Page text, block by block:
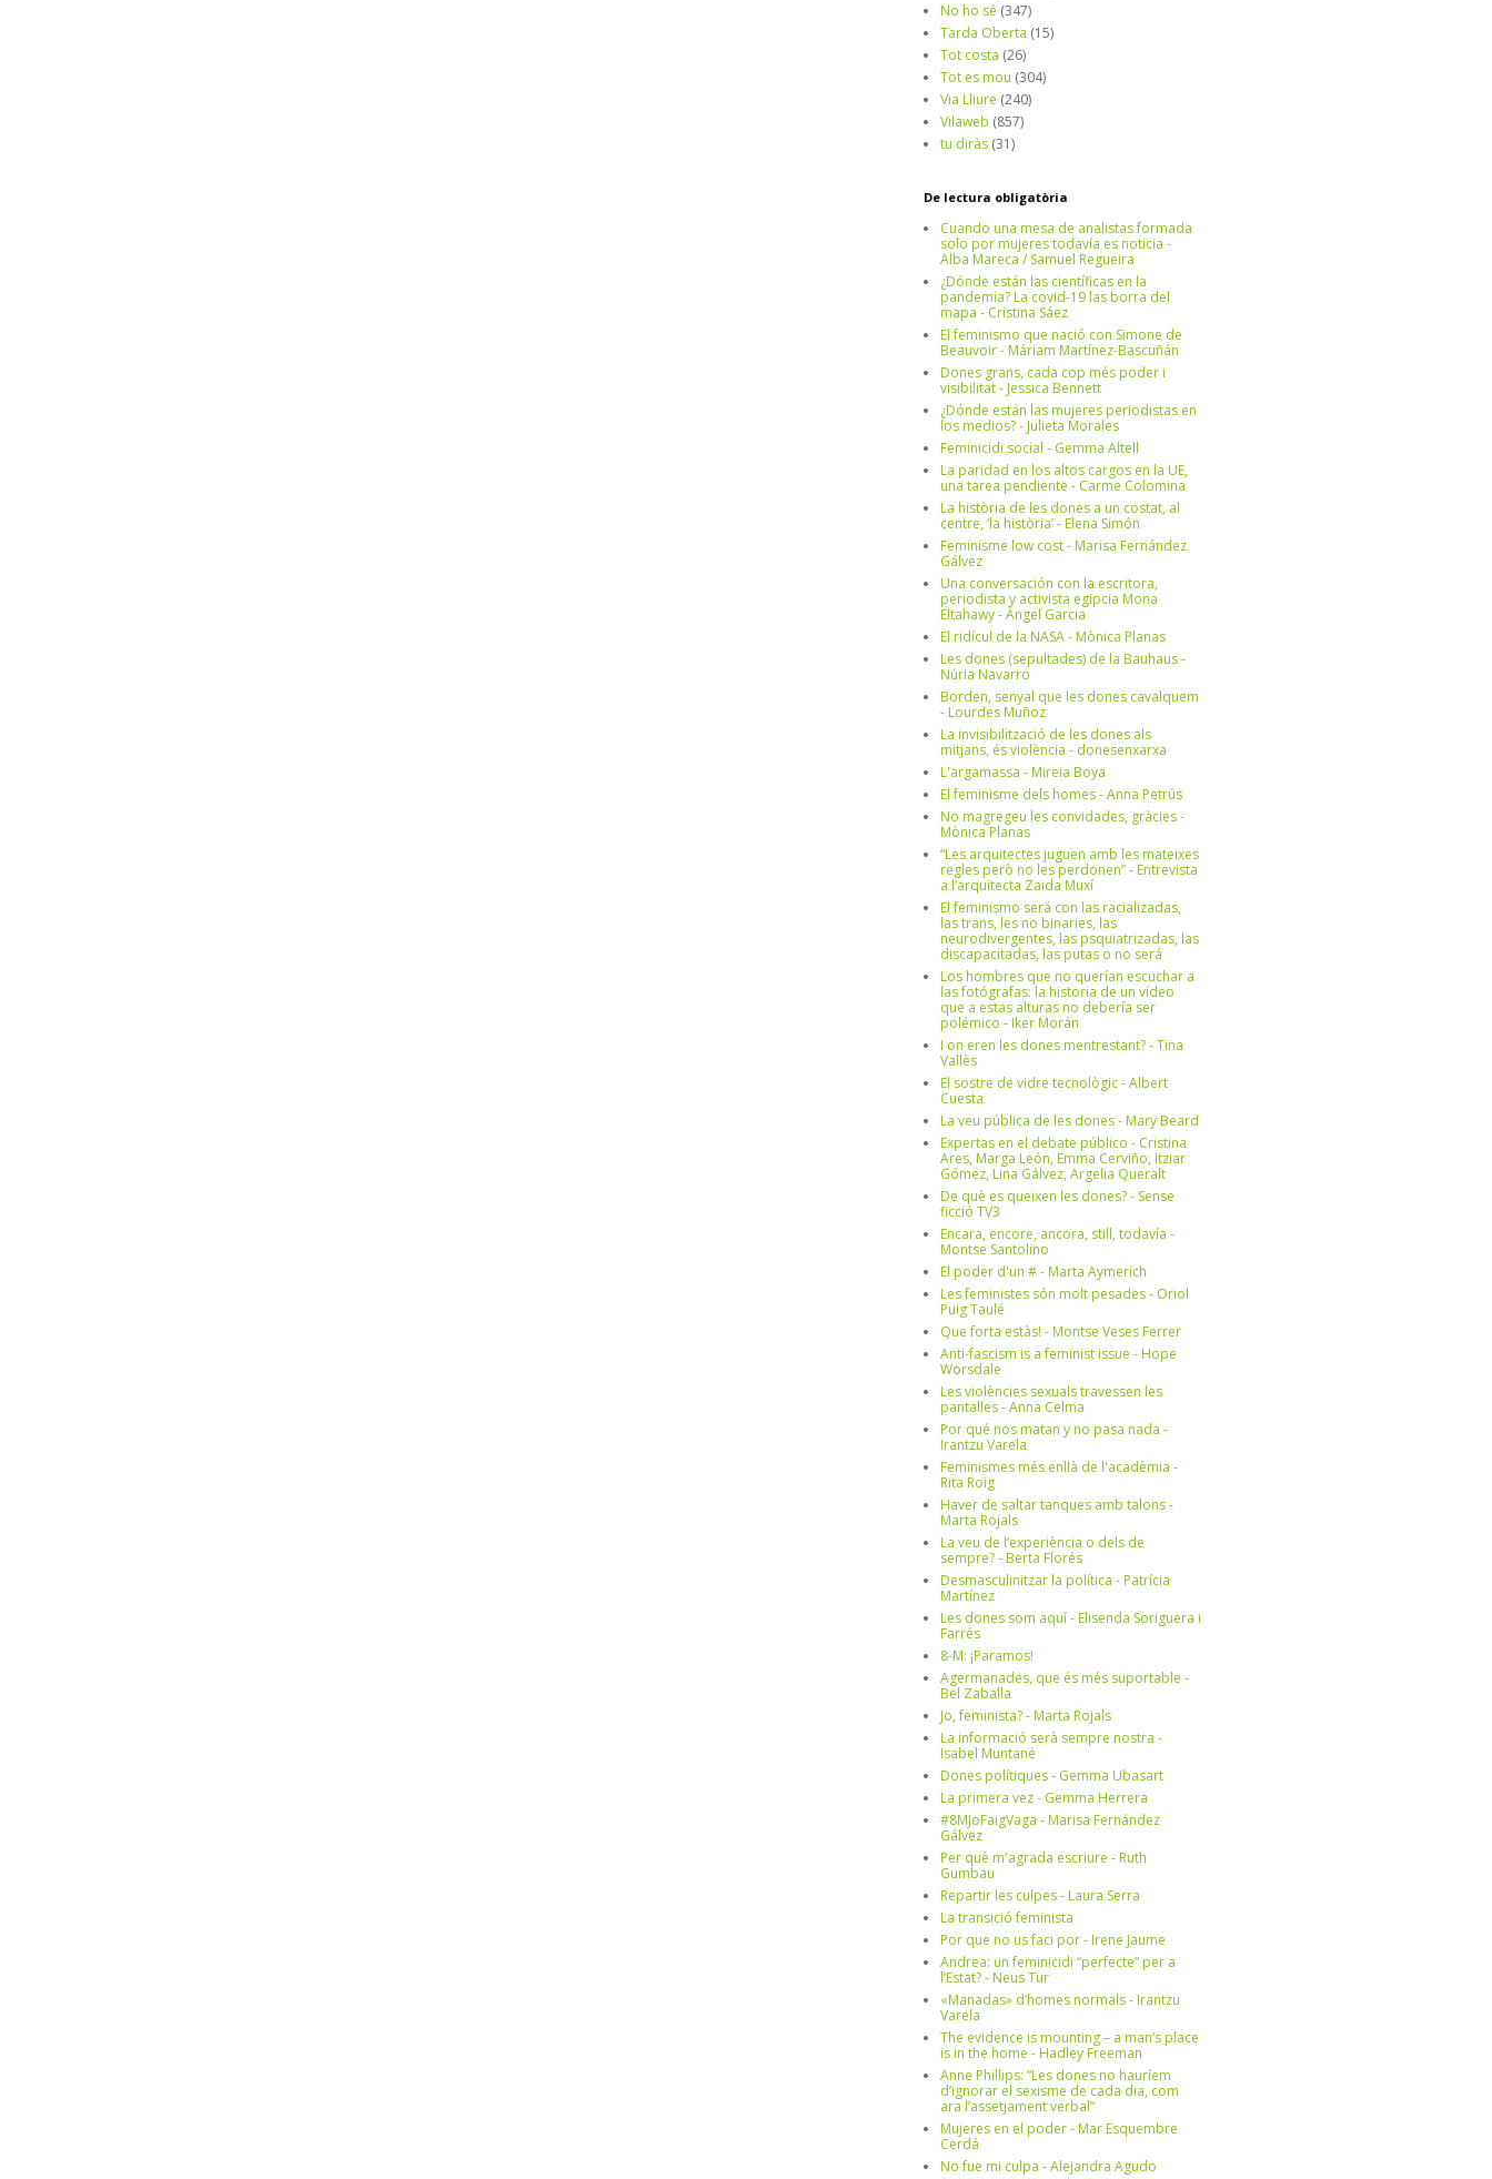
No ho sé (347)
Tarda Oberta (15)
Tot costa (26)
Tot es mou (304)
Via Lliure (240)
Vilaweb (857)
tu diràs (31)
De lectura obligatòria
Cuando una mesa de analistas formada
solo por mujeres todavía es noticia -
Alba Mareca / Samuel Regueira
¿Dónde están las científicas en la
pandemia? La covid-19 las borra del
mapa - Cristina Sáez
El feminismo que nació con Simone de
Beauvoir - Máriam Martínez-Bascuñán
Dones grans, cada cop més poder i
visibilitat - Jessica Bennett
¿Dónde están las mujeres periodistas en
los medios? - Julieta Morales
Feminicidi social - Gemma Altell
La paridad en los altos cargos en la UE,
una tarea pendiente - Carme Colomina
La història de les dones a un costat, al
centre, ‘la història’ - Elena Simón
Feminisme low cost - Marisa Fernández
Gálvez
Una conversación con la escritora,
periodista y activista egipcia Mona
Eltahawy - Àngel Garcia
El ridícul de la NASA - Mònica Planas
Les dones (sepultades) de la Bauhaus -
Núria Navarro
Borden, senyal que les dones cavalquem
- Lourdes Muñoz
La invisibilització de les dones als
mitjans, és violència - donesenxarxa
L'argamassa - Mireia Boya
El feminisme dels homes - Anna Petrús
No magregeu les convidades, gràcies -
Mònica Planas
“Les arquitectes juguen amb les mateixes
regles però no les perdonen” - Entrevista
a l’arquitecta Zaida Muxí
El feminismo será con las racializadas,
las trans, les no binaries, las
neurodivergentes, las psquiatrizadas, las
discapacitadas, las putas o no será
Los hombres que no querían escuchar a
las fotógrafas: la historia de un vídeo
que a estas alturas no debería ser
polémico - Iker Morán
I on eren les dones mentrestant? - Tina
Vallès
El sostre de vidre tecnològic - Albert
Cuesta
La veu pública de les dones - Mary Beard
Expertas en el debate público - Cristina
Ares, Marga León, Emma Cerviño, Itziar
Gómez, Lina Gálvez, Argelia Queralt
De què es queixen les dones? - Sense
ficció TV3
Encara, encore, ancora, still, todavía -
Montse Santolino
El poder d'un # - Marta Aymerich
Les feministes són molt pesades - Oriol
Puig Taulé
Que forta estàs! - Montse Veses Ferrer
Anti-fascism is a feminist issue - Hope
Worsdale
Les violències sexuals travessen les
pantalles - Anna Celma
Por qué nos matan y no pasa nada -
Irantzu Varela
Feminismes més enllà de l'acadèmia -
Rita Roig
Haver de saltar tanques amb talons -
Marta Rojals
La veu de l’experiència o dels de
sempre? - Berta Florés
Desmasculinitzar la política - Patrícia
Martínez
Les dones som aquí - Elisenda Soriguera i
Farrés
8-M: ¡Paramos!
Agermanades, que és més suportable -
Bel Zaballa
Jo, feminista? - Marta Rojals
La informació serà sempre nostra -
Isabel Muntané
Dones polítiques - Gemma Ubasart
La primera vez - Gemma Herrera
#8MJoFaigVaga - Marisa Fernández
Gálvez
Per què m'agrada escriure - Ruth
Gumbau
Repartir les culpes - Laura Serra
La transició feminista
Por que no us faci por - Irene Jaume
Andrea: un feminicidi “perfecte” per a
l’Estat? - Neus Tur
«Manadas» d’homes normals - Irantzu
Varela
The evidence is mounting – a man’s place
is in the home - Hadley Freeman
Anne Phillips: “Les dones no hauríem
d’ignorar el sexisme de cada dia, com
ara l’assetjament verbal”
Mujeres en el poder - Mar Esquembre
Cerdá
No fue mi culpa - Alejandra Agudo